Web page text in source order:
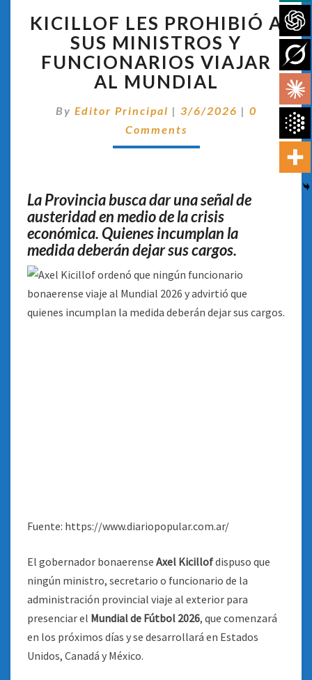
LES
PROHIBIÓ
A
SUS
MINISTROS
FUNCIONARIOS
VIAJAR
AL
KICILLOF LES PROHIBIÓ A
SUS MINISTROS Y
FUNCIONARIOS VIAJAR
AL MUNDIAL
By Editor Principal | 3/6/2026 | 0
Comments
La Provincia busca dar una señal de
austeridad en medio de la crisis
económica. Quienes incumplan la
medida deberán dejar sus cargos.
Fuente: https://www.diariopopular.com.ar/
El gobernador bonaerense Axel Kicillofdispuso que
ningún ministro, secretario o funcionario de la
administración provincial viaje al exterior para
presenciar el Mundial de Fútbol 2026, que comenzará
en los próximos días y se desarrollará en Estados
Unidos, Canadá y México.